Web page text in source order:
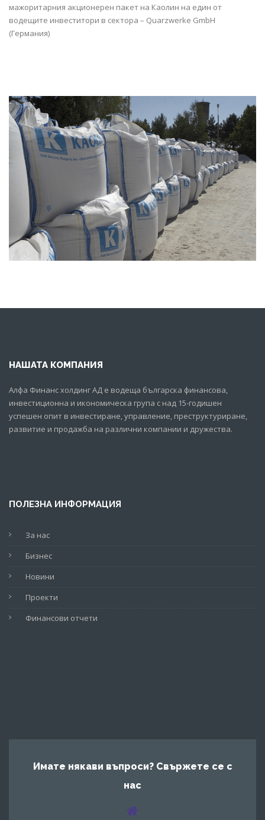
мажоритарния акционерен пакет на Каолин на един от
водещите инвеститори в сектора – Quarzwerke GmbH
(Германия)
НАШАТА КОМПАНИЯ
Алфа Финанс холдинг АД е водеща българска финансова,
инвестиционна и икономическа група с над 15-годишен
успешен опит в инвестиране, управление, преструктуриране,
развитие и продажба на различни компании и дружества.
ПОЛЕЗНА ИНФОРМАЦИЯ
За нас
Бизнес
Новини
Проекти
Финансови отчети
Имате някави въпроси? Свържете се с
нас